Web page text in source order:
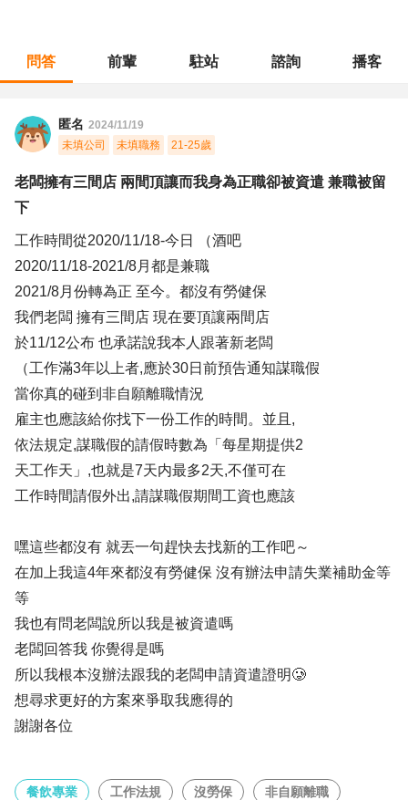
問答 前輩 駐站 諮詢 播客
匿名 2024/11/19
未填公司
未填職務 21-25歲
老闆擁有三間店 兩間頂讓而我身為正職卻被資遣 兼職被留
下
工作時間從2020/11/18-今日 （酒吧
2020/11/18-2021/8月都是兼職
2021/8月份轉為正 至今。都沒有勞健保
我們老闆 擁有三間店 現在要頂讓兩間店
於11/12公布 也承諾說我本人跟著新老闆
（工作滿3年以上者,應於30日前預告通知謀職假
當你真的碰到非自願離職情況
雇主也應該給你找下一份工作的時間。並且,
依法規定,謀職假的請假時數為「每星期提供2
天工作天」,也就是7天内最多2天,不僅可在
工作時間請假外出,請謀職假期間工資也應該
嘿這些都沒有 就丟一句趕快去找新的工作吧～
在加上我這4年來都沒有勞健保 沒有辦法申請失業補助金等
等
我也有問老闆說所以我是被資遣嗎
老闆回答我 你覺得是嗎
所以我根本沒辦法跟我的老闆申請資遣證明🥲
想尋求更好的方案來爭取我應得的
謝謝各位
餐飲專業 工作法規 沒勞保 非自願離職